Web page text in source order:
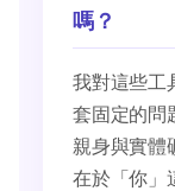
嗎？
我對這些工
套固定的問
親身與實體
在於「你」